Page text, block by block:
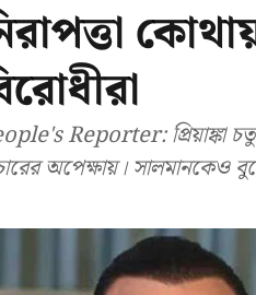
Reporter: প্রিয়াঙ্কা
অপেক্ষায়। সালমানকেও